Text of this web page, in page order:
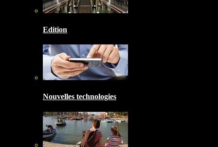
Edition
Nouvelles technologies